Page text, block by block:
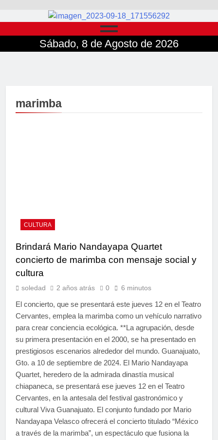
Sábado, 8 de Agosto de 2026
marimba
CULTURA
Brindará Mario Nandayapa Quartet
concierto de marimba con mensaje social y
cultura
soledad 2 años atrás 0 6 minutos
El concierto, que se presentará este jueves 12 en el Teatro
Cervantes, emplea la marimba como un vehículo narrativo
para crear conciencia ecológica. **La agrupación, desde
su primera presentación en el 2000, se ha presentado en
prestigiosos escenarios alrededor del mundo. Guanajuato,
Gto. a 10 de septiembre de 2024. El Mario Nandayapa
Quartet, heredero de la admirada dinastía musical
chiapaneca, se presentará ese jueves 12 en el Teatro
Cervantes, en la antesala del festival gastronómico y
cultural Viva Guanajuato. El conjunto fundado por Mario
Nandayapa Velasco ofrecerá el concierto titulado “México
a través de la marimba”, un espectáculo que fusiona la